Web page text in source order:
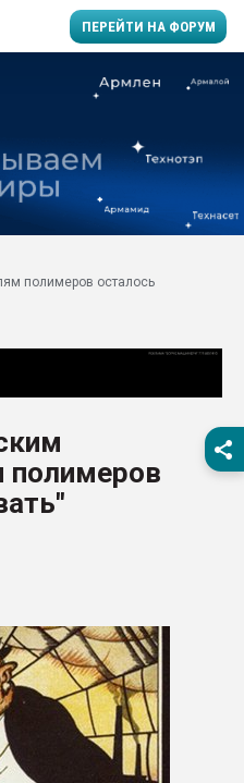
ПЕРЕЙТИ НА ФОРУМ
цикла
заводу пластмасс"
первый план в
28.07.2026
ситуацией на
полимеров осталось
полимеров